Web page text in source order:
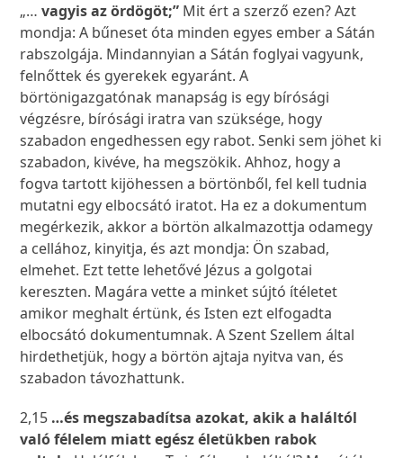
„…vagyis az ördögöt;” Mit ért a szerző ezen? Azt
mondja: A bűneset óta minden egyes ember a Sátán
rabszolgája. Mindannyian a Sátán foglyai vagyunk,
felnőttek és gyerekek egyaránt. A
börtönigazgatónak manapság is egy bírósági
végzésre, bírósági iratra van szüksége, hogy
szabadon engedhessen egy rabot. Senki sem jöhet ki
szabadon, kivéve, ha megszökik. Ahhoz, hogy a
fogva tartott kijöhessen a börtönből, fel kell tudnia
mutatni egy elbocsátó iratot. Ha ez a dokumentum
megérkezik, akkor a börtön alkalmazottja odamegy
a cellához, kinyitja, és azt mondja: Ön szabad,
elmehet. Ezt tette lehetővé Jézus a golgotai
kereszten. Magára vette a minket sújtó ítéletet
amikor meghalt értünk, és Isten ezt elfogadta
elbocsátó dokumentumnak. A Szent Szellem által
hirdethetjük, hogy a börtön ajtaja nyitva van, és
szabadon távozhattunk.
2,15 …és megszabadítsa azokat, akik a haláltól
való félelem miatt egész életükben rabok